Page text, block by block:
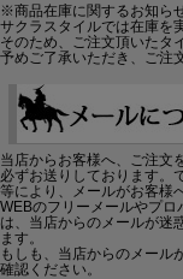
※商品在庫に関するお知ら
サクラスタイルでは在庫を
そのため、ご注文頂いたタ
予めご了承いただき、ご注
当店からお客様へ、ご注文
必ずお送りしております。
等により、メールがお客様
WEBのフリーメールやプ
は、当店からのメールが迷
ます。
もしも、当店からのメール
確認ください。